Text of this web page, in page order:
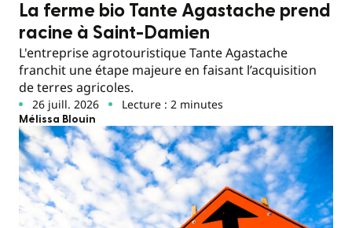
La ferme bio Tante Agastache prend
racine à Saint-Damien
L'entreprise agrotouristique Tante Agastache
franchit une étape majeure en faisant l’acquisition
de terres agricoles.
26 juill. 2026 Lecture : 2 minutes
Mélissa Blouin